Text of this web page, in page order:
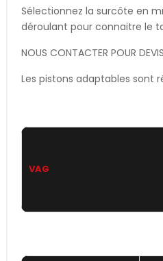
Sélectionnez la surcôte en
déroulant pour connaitre le
NOUS CONTACTER POUR
Les pistons adaptables sont
VAG